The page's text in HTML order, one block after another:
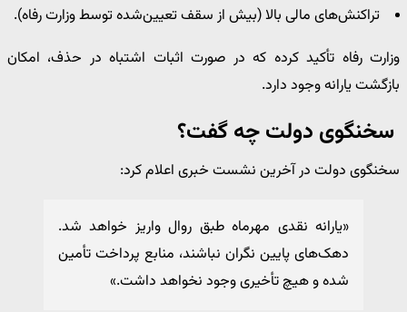
تراکنش‌های مالی بالا (بیش از سقف تعیین‌شده توسط وزارت رفاه).
وزارت رفاه تأکید کرده که در صورت اثبات اشتباه در حذف، امکان
بازگشت یارانه وجود دارد.
سخنگوی دولت چه گفت؟
سخنگوی دولت در آخرین نشست خبری اعلام کرد:
«یارانه نقدی مهرماه طبق روال واریز خواهد شد.
دهک‌های پایین نگران نباشند، منابع پرداخت تأمین
شده و هیچ تأخیری وجود نخواهد داشت.»